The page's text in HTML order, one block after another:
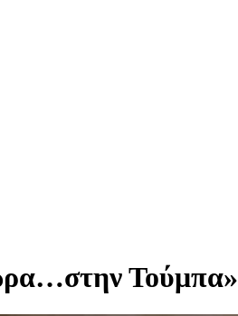
Τούμπα»